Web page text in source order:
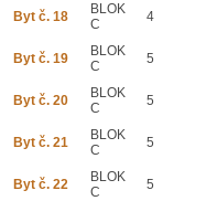
Byt č. 18
BLOK
C
4
Byt č. 19
BLOK
C
5
Byt č. 20
BLOK
C
5
Byt č. 21
BLOK
C
5
Byt č. 22
BLOK
C
5